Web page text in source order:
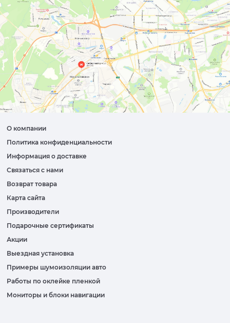
О компании
Политика конфиденциальности
Информация о доставке
Связаться с нами
Возврат товара
Карта сайта
Производители
Подарочные сертификаты
Акции
Выездная установка
Примеры шумоизоляции авто
Работы по оклейке пленкой
Мониторы и блоки навигации